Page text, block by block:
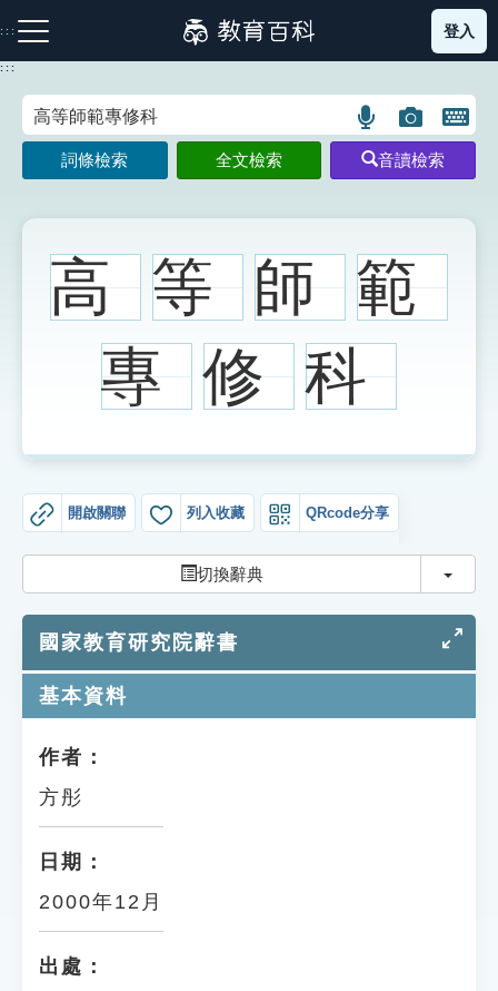
到
主
:::
注音索引圖示 筆畫索引圖示 部首索引表圖示
網站導覽
生字詞彙表
成語故事
索引選單
知識索引
生命大百科索引
遊戲專區
教學應用
貓頭鷹博士
登入
:::
語
言
搜
示
圖
片
搜
示
開
鍵
圖
詞條檢索 全文檢索 音讀檢索
高 等 師 範
專 修 科
開啟關聯 列入收藏 QRcode分享
切換辭典 切換
國家教育研究院辭書
基本資料
作者：
方彤
日期：
2000年12月
出處：